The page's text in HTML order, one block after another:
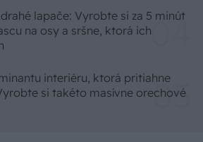
lapače: Vyrobte si za 5 minút
na osy a sršne, ktorá ich
interiéru, ktorá pritiahne
si takéto masívne orechové